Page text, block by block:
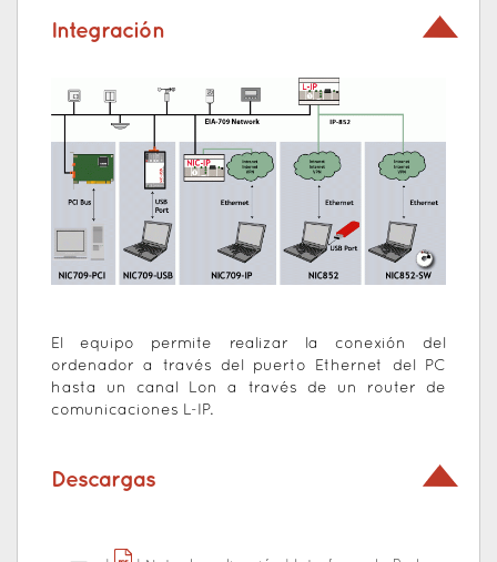
Integración
El equipo permite realizar la conexión del
ordenador a través del puerto Ethernet del PC
hasta un canal Lon a través de un router de
comunicaciones L-IP.
Descargas